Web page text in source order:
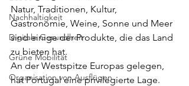
Nachhaltigkeit
Digitale Gesundheit
Grüne Mobilität
Organisation von Ausflügen
Natur, Traditionen, Kultur,
Gastronomie, Weine, Sonne und Meer
sind einige der Produkte, die das Land
zu bieten hat.
An der Westspitze Europas gelegen,
hat Portugal eine privilegierte Lage.